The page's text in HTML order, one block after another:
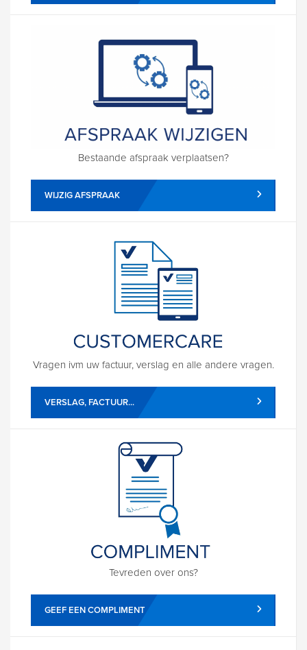
Bestaande afspraak verplaatsen?
WIJZIG AFSPRAAK
Vragen ivm uw factuur, verslag en alle andere vragen.
VERSLAG, FACTUUR...
Tevreden over ons?
GEEF EEN COMPLIMENT